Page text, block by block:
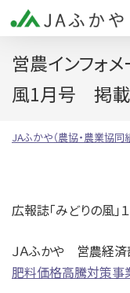
営農インフォメ
風1月号 掲載
JAふかや（農協・農業協同
広報誌「みどりの風
ＪＡふかや 営農経
肥料価格高騰対策事